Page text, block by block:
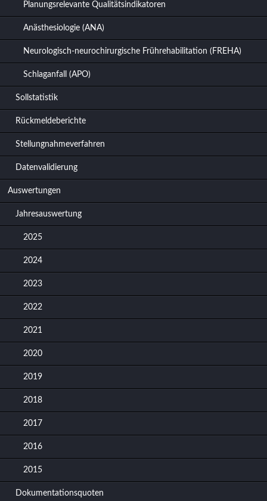
Planungsrelevante Qualitätsindikatoren
Anästhesiologie (ANA)
Neurologisch-neurochirurgische Frührehabilitation (FREHA)
Schlaganfall (APO)
Sollstatistik
Rückmeldeberichte
Stellungnahmeverfahren
Datenvalidierung
Auswertungen
Jahresauswertung
2025
2024
2023
2022
2021
2020
2019
2018
2017
2016
2015
Dokumentationsquoten